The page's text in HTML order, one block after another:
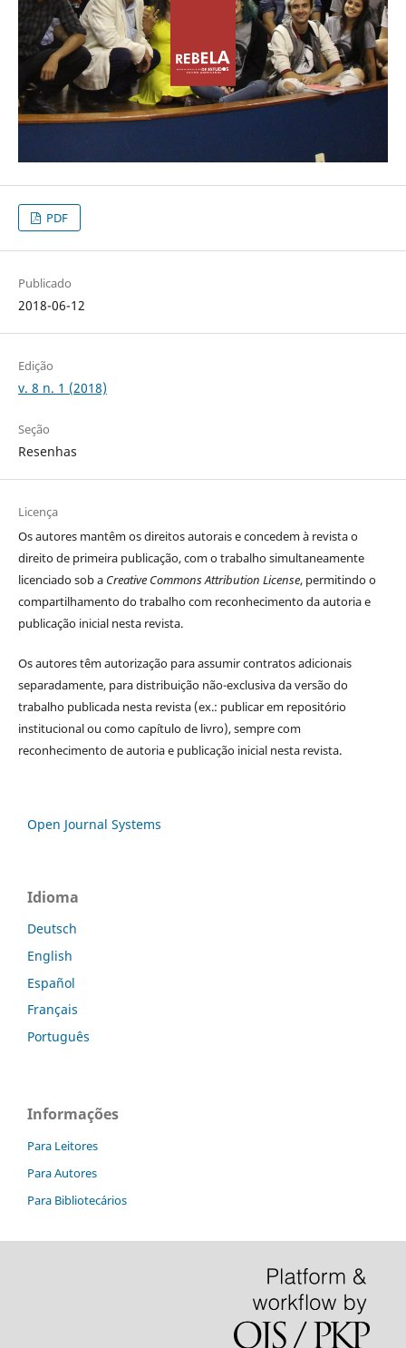
PDF
Publicado
2018-06-12
Edição
v. 8 n. 1 (2018)
Seção
Resenhas
Licença
Os autores mantêm os direitos autorais e concedem à revista o
direito de primeira publicação, com o trabalho simultaneamente
licenciado sob a Creative Commons Attribution License, permitindo o
compartilhamento do trabalho com reconhecimento da autoria e
publicação inicial nesta revista.
Os autores têm autorização para assumir contratos adicionais
separadamente, para distribuição não-exclusiva da versão do
trabalho publicada nesta revista (ex.: publicar em repositório
institucional ou como capítulo de livro), sempre com
reconhecimento de autoria e publicação inicial nesta revista.
Open Journal Systems
Idioma
Deutsch
English
Español
Français
Português
Informações
Para Leitores
Para Autores
Para Bibliotecários